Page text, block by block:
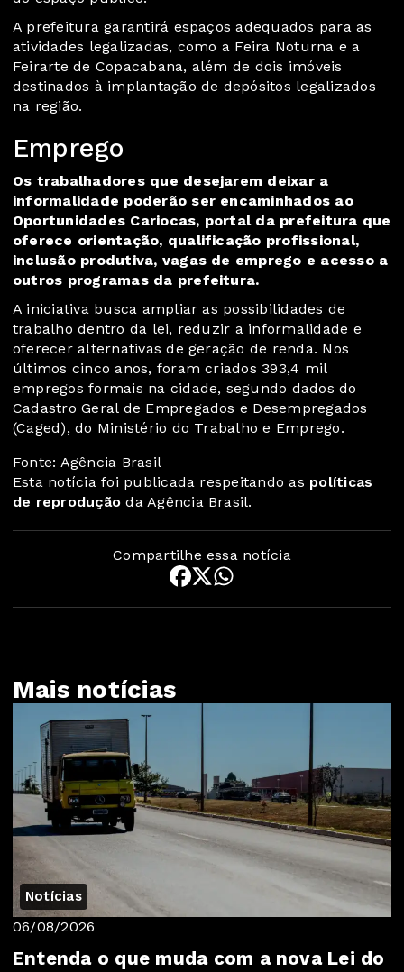
A prefeitura garantirá espaços adequados para as
atividades legalizadas, como a Feira Noturna e a
Feirarte de Copacabana, além de dois imóveis
destinados à implantação de depósitos legalizados
na região.
Emprego
Os trabalhadores que desejarem deixar a
informalidade poderão ser encaminhados ao
Oportunidades Cariocas, portal da prefeitura que
oferece orientação, qualificação profissional,
inclusão produtiva, vagas de emprego e acesso a
outros programas da prefeitura.
A iniciativa busca ampliar as possibilidades de
trabalho dentro da lei, reduzir a informalidade e
oferecer alternativas de geração de renda. Nos
últimos cinco anos, foram criados 393,4 mil
empregos formais na cidade, segundo dados do
Cadastro Geral de Empregados e Desempregados
(Caged), do Ministério do Trabalho e Emprego.
Fonte: Agência Brasil
Esta notícia foi publicada respeitando as políticas
de reprodução da Agência Brasil.
Compartilhe essa notícia
Mais notícias
Notícias
06/08/2026
Entenda o que muda com a nova Lei do